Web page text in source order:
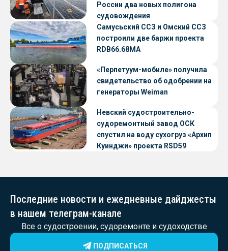
России два новых полигона
судовождения
Самусьский ССЗ и Омский ССЗ
построили две баржи проекта
RDB66.68МА
«Перпетуум-мобиле» получила
свидетельство об одобрении на
генераторы Weiman
Невский судостроительно-
судоремонтный завод ОСК
спустил на воду сухогруз «Архип
Куинджи» проекта RSD59
Последние новости и ежедневные дайджесты
в нашем телеграм-канале
Все о судостроении, судоремонте и судоходстве
ПОДПИСАТЬСЯ